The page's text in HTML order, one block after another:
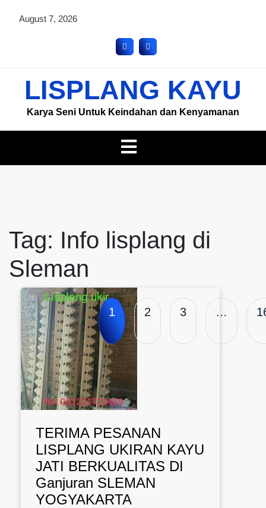
August 7, 2026
LISPLANG KAYU
Karya Seni Untuk Keindahan dan Kenyamanan
Tag: Info lisplang di
Sleman
TERIMA PESANAN
LISPLANG UKIRAN KAYU
JATI BERKUALITAS DI
Ganjuran SLEMAN
YOGYAKARTA
1 2 3 …